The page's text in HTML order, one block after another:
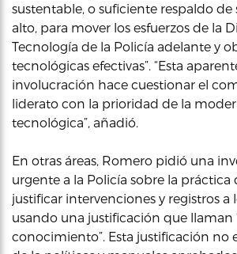
sustentable, o suficiente respaldo de
alto, para mover los esfuerzos de la
Tecnología de la Policía adelante y
tecnológicas efectivas”. “Esta
involucración hace cuestionar el
liderato con la prioridad de la
tecnológica”, añadió.
En otras áreas, Romero pidió una
urgente a la Policía sobre la práctica
justificar intervenciones y registros a
usando una justificación que llaman
conocimiento”. Esta justificación no